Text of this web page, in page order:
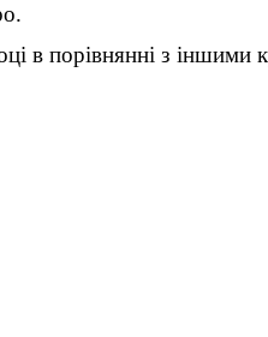
в порівнянні з іншими